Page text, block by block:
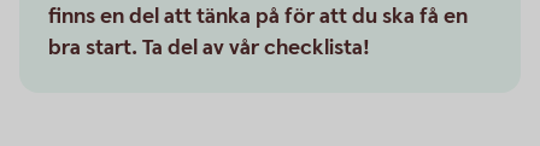
finns en del att tänka på för att du ska få en
bra start. Ta del av vår checklista!